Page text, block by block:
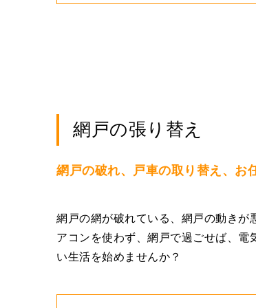
網戸の張り替え
網戸の破れ、戸車の取り替え、お
網戸の網が破れている、網戸の動きが
アコンを使わず、網戸で過ごせば、電
い生活を始めませんか？